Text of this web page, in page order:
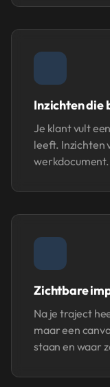
Inzichten die
Je klant vult
leeft. Inzichten
werkdocument.
Zichtbare
Na je traject
maar een
staan en waar